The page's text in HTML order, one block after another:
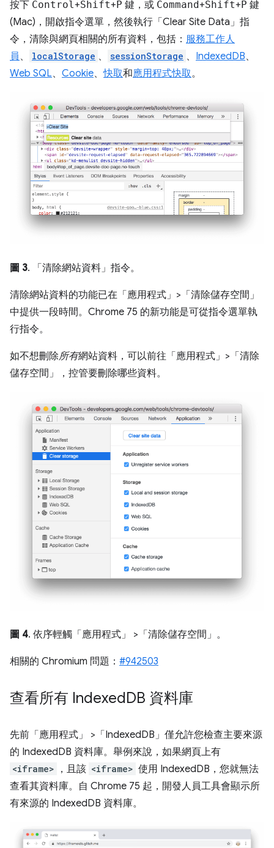
按下 Control +Shift+P 鍵，或 Command+Shift+P 鍵
(Mac)，開啟指令選單，然後執行「Clear Site Data」 指
令，清除與網頁相關的所有資料，包括： 服務工作人
員 、 localStorage 、 sessionStorage 、 IndexedDB、
Web SQL、 Cookie、快取和應用程式快取。
圖 3. 「清除網站資料」 指令。
清除網站資料的功能已在「應用程式」>「清除儲存空間」
中提供一段時間。Chrome 75 的新功能是可從指令選單執
行指令。
如不想刪除所有網站資料，可以前往「應用程式」 >「清除
儲存空間」
，控管要刪除哪些資料。
圖 4. 依序輕觸「應用程式」 >「清除儲存空間」 。
相關的 Chromium 問題： #942503
查看所有 IndexedDB 資料庫
先前「應用程式」 >「IndexedDB」 僅允許您檢查主要來源
的 IndexedDB 資料庫。舉例來說，如果網頁上有
<iframe> ，且該 <iframe> 使用 IndexedDB，您就無法
查看其資料庫。自 Chrome 75 起，開發人員工具會顯示所
有來源的 IndexedDB 資料庫。